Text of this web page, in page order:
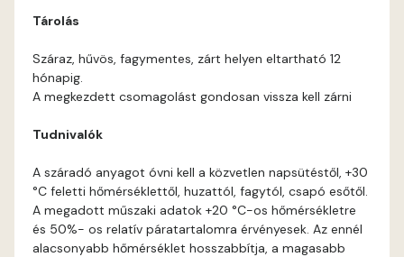
Egyptian orange D
Fig-brown C
Fig-brown D
Tárolás
Száraz, hűvös, fagymentes, zárt helyen eltartható 12
hónapig.
A megkezdett csomagolást gondosan vissza kell zárni
Tudnivalók
A száradó anyagot óvni kell a közvetlen napsütéstől, +30
°C feletti hőmérséklettől, huzattól, fagytól, csapó esőtől.
A megadott műszaki adatok +20 °C-os hőmérsékletre
és 50%- os relatív páratartalomra érvényesek. Az ennél
alacsonyabb hőmérséklet hosszabbítja, a magasabb